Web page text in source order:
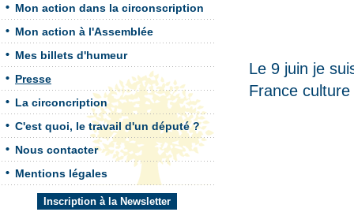
Mon action dans la circonscription
Mon action à l'Assemblée
Mes billets d'humeur
Presse
La circoncription
C'est quoi, le travail d'un député ?
Nous contacter
Mentions légales
Inscription à la Newsletter
Le 9 juin je
France